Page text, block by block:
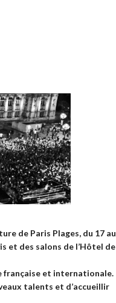
de Paris Plages, du 17 au
et des salons de l’Hôtel de
française et internationale.
talents et d’accueillir